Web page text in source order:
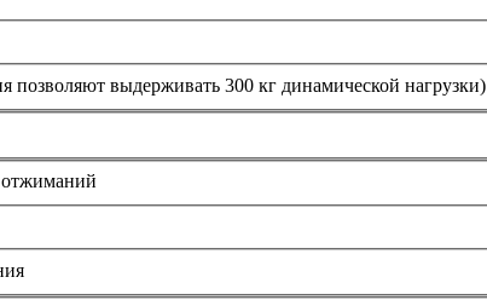
позволяют выдерживать 300 кг динамической нагрузки)
отжиманий